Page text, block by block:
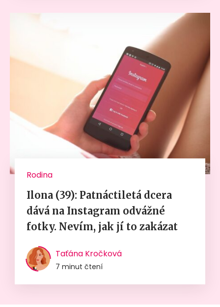
Rodina
Ilona (39): Patnáctiletá dcera
dává na Instagram odvážné
fotky. Nevím, jak jí to zakázat
Taťána Kročková
7 minut čtení